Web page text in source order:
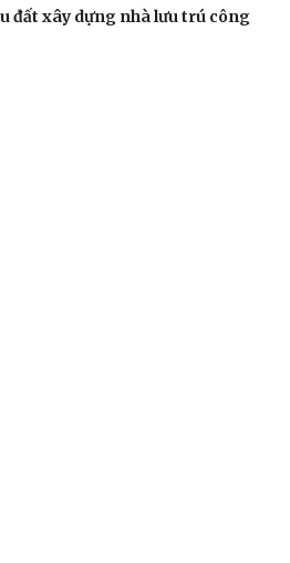
đất xây dựng nhà lưu trú công